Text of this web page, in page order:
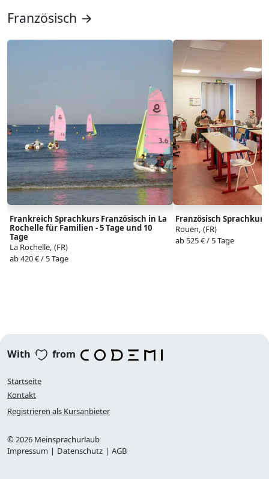
Französisch →
Frankreich Sprachkurs Französisch in La
Rochelle für Familien - 5 Tage und 10
Tage
La Rochelle, (FR)
ab 420 € / 5 Tage
Französisch
Rouen, (FR)
ab 525 € / 5 Tage
With from
Startseite
Kontakt
Registrieren als Kursanbieter
© 2026 Meinsprachurlaub
Impressum | Datenschutz | AGB